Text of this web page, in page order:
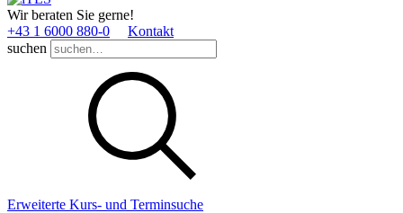
Wir beraten Sie gerne!
+43 1 6000 880­-0
Kontakt
suchen
Erweiterte Kurs- und Terminsuche